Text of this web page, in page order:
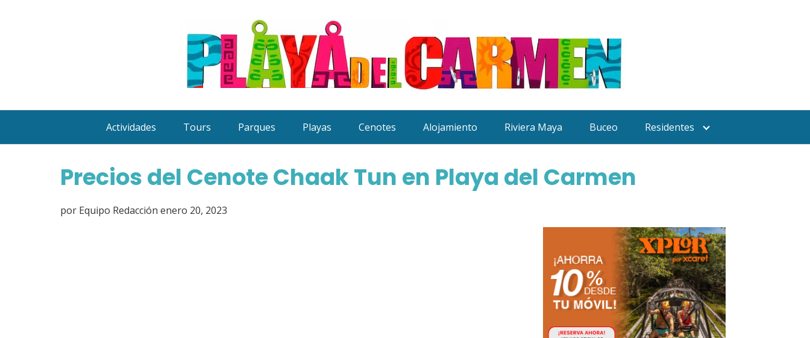
Actividades Tours Parques Playas Cenotes Alojamiento Riviera Maya Buceo Residentes
Precios del Cenote Chaak Tun en Playa del Carmen
por Equipo Redacción enero 20, 2023